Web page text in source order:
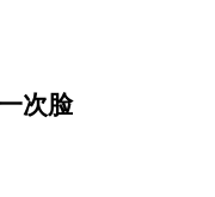
次脸